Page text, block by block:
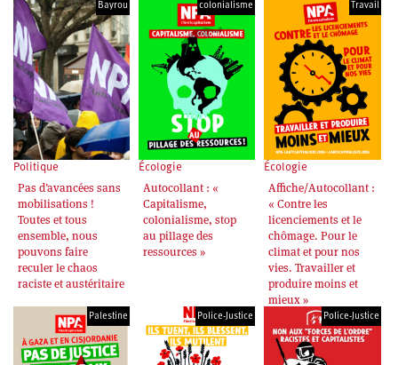
Politique
Bayrou
Pas d’avancées sans
mobilisations !
Toutes et tous
ensemble, nous
pouvons faire
reculer le chaos
raciste et austéritaire
Écologie
colonialisme
Autocollant : «
Capitalisme,
colonialisme, stop
au pillage des
ressources »
Écologie
Travail
Affiche/Autocollant :
« Contre les
licenciements et le
chômage. Pour le
climat et pour nos
vies. Travailler et
produire moins et
mieux »
Palestine Police-Justice Police-Justice
Pagination